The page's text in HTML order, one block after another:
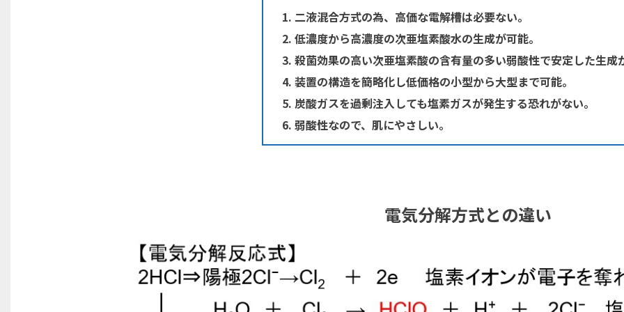
二液混合方式の為、高価な電解槽は必要ない。
低濃度から高濃度の次亜塩素酸水の生成が可能。
殺菌効果の高い次亜塩素酸の含有量の多い弱酸性で安定した生成
装置の構造を簡略化し低価格の小型から大型まで可能。
炭酸ガスを過剰注入しても塩素ガスが発生する恐れがない。
弱酸性なので、肌にやさしい。
電気分解方式との違い